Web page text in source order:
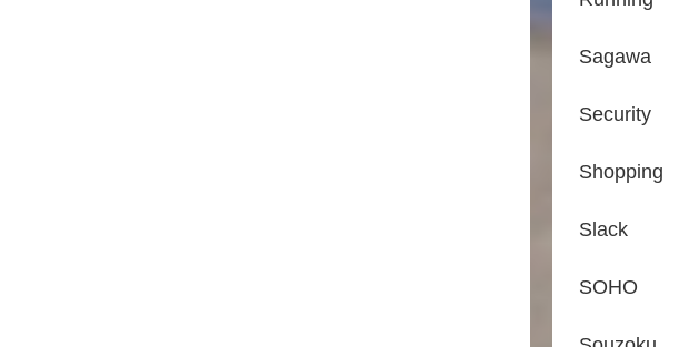
Sagawa
Security
Shopping
Slack
SOHO